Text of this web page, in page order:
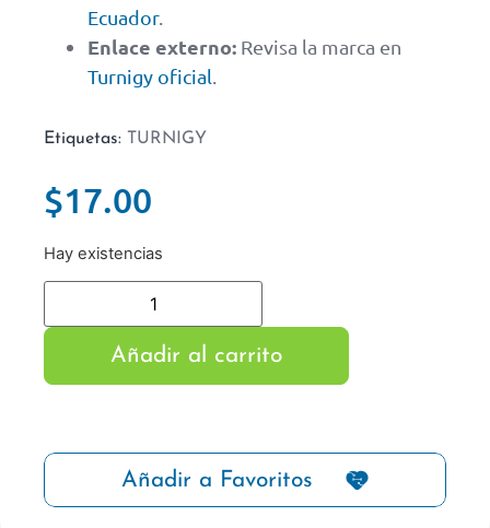
Ecuador.
Enlace externo: Revisa la marca en
Turnigy oficial
Etiquetas: TURNIGY
$17.00
Hay existencias
Añadir al carrito
Añadir a Favoritos